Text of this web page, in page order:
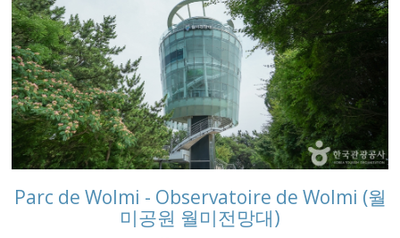
Parc de Wolmi - Observatoire de Wolmi (월
미공원 월미전망대)